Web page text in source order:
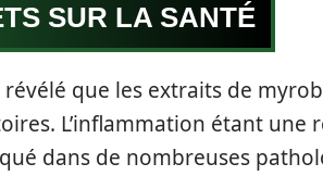
SUR LA SANTÉ
révélé que les extraits de
L’inflammation étant
dans de nombreuses